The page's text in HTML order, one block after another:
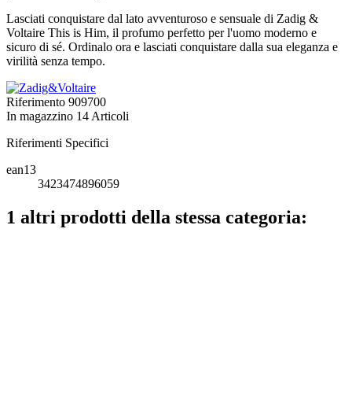
Lasciati conquistare dal lato avventuroso e sensuale di Zadig &
Voltaire This is Him, il profumo perfetto per l'uomo moderno e
sicuro di sé. Ordinalo ora e lasciati conquistare dalla sua eleganza e
virilità senza tempo.
Riferimento 909700
In magazzino 14 Articoli
Riferimenti Specifici
ean13
3423474896059
1 altri prodotti della stessa categoria: